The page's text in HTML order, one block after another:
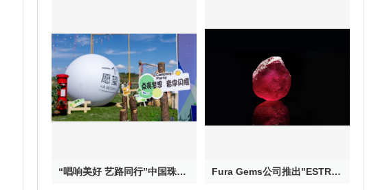
“唱响美好 艺路同行”中国珠宝公益校园音乐季——大山里的星空音乐会在云南鲁甸浪漫上演 Fura Gems公司推出"ESTRELA DE FURA”